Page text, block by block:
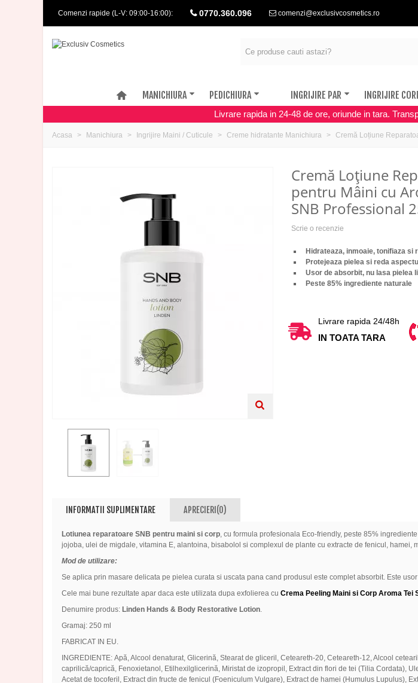
Comenzi rapide (L-V: 09:00-16:00): 0770.360.096 comenzi@exclusivcosmetics.ro
MANICHIURA PEDICHIURA INGRIJIRE PAR INGRIJIRE
Livrare rapida in 24-48 de ore, oriunde in tara.
Acasa Manichiura Ingrijire Maini / Cuticule Creme hidratante Manichiura Cremă Loțiune
Cremă Loțiune
pentru Mâini cu
SNB Professional
Scrie o recenzie
H idrateaza, inmoaie, tonifiaza si
Protejeaza pielea si reda
Usor de absorbit, nu lasa pielea
Peste 85% ingrediente naturale
Livrare rapida 24/48h
IN TOATA TARA
INFORMATII SUPLIMENTARE APRECIERI(0)
Lotiunea reparatoare SNB pentru maini si corp, cu formula profesionala Eco-friendly, peste 85%
jojoba, ulei de migdale, vitamina E, alantoina, bisabolol si complexul de plante cu extracte de fenicul, hamei,
Mod de utilizare:
Se aplica prin masare delicata pe pielea curata si uscata pana cand produsul este complet absorbit. Este
Cele mai bune rezultate apar daca este utilizata dupa exfolierea cu Crema Peeling Maini si Corp Aroma Tei
Denumire produs: Linden Hands & Body Restorative Lotion.
Gramaj: 250 ml
FABRICAT IN EU.
INGREDIENTE: Apă, Alcool denaturat, Glicerină, Stearat de gliceril, Ceteareth-20, Ceteareth-12, Alcool
caprilică/caprică, Fenoxietanol, Etilhexilglicerină, Miristat de izopropil, Extract din flori de tei (Tilia Cordata),
Acetat de tocoferil, Extract din fructe de fenicul (Foeniculum Vulgare), Extract de hamei (Humulus Lupulus),